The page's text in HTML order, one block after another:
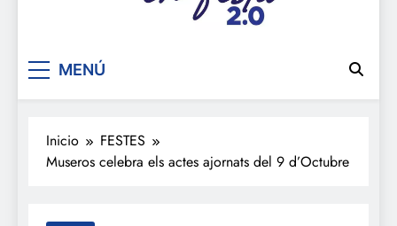
De festa en festa 2.0
MENÚ
Inicio
FESTES
Museros celebra els actes ajornats del 9 d’Octubre